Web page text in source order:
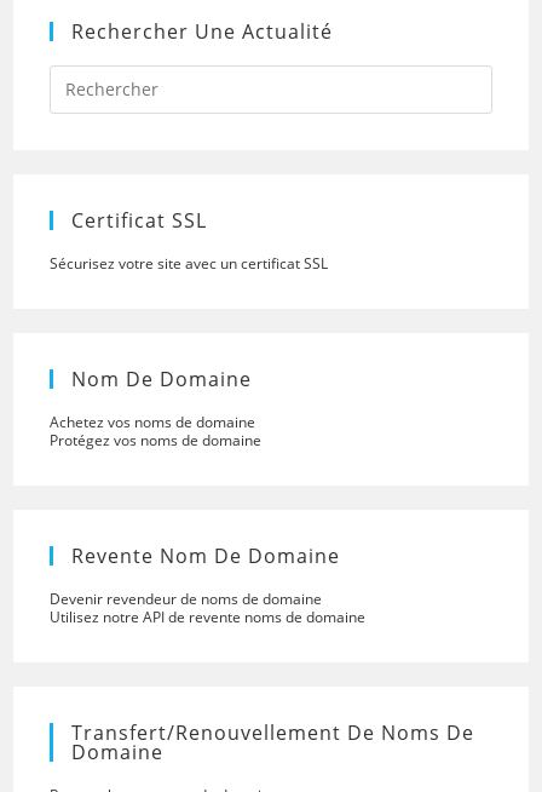
Rechercher Une Actualité
Press
to
Certificat SSL
Sécurisez votre site avec un certificat SSL
Nom De Domaine
Achetez vos noms de domaine
Protégez vos noms de domaine
Revente Nom De Domaine
Devenir revendeur de noms de domaine
Utilisez notre API de revente noms de domaine
Transfert/renouvellement De Noms De
Domaine